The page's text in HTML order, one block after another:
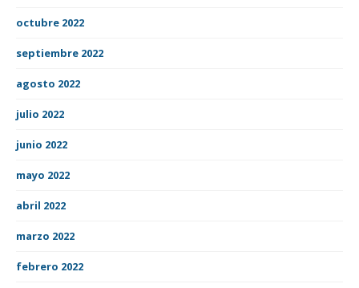
octubre 2022
septiembre 2022
agosto 2022
julio 2022
junio 2022
mayo 2022
abril 2022
marzo 2022
febrero 2022